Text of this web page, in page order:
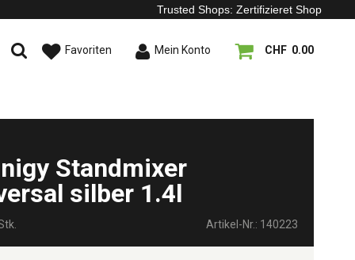
Trusted Shops: Zertifizieret Shop
Favoriten Mein Konto CHF 0.00
Standmixer
silber 1.4l
Artikel-Nr.: 140223